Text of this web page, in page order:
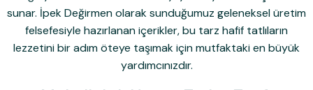
sunar. İpek Değirmen olarak sunduğumuz geleneksel üretim
felsefesiyle hazırlanan içerikler, bu tarz hafif tatlıların
lezzetini bir adım öteye taşımak için mutfaktaki en büyük
yardımcınızdır.